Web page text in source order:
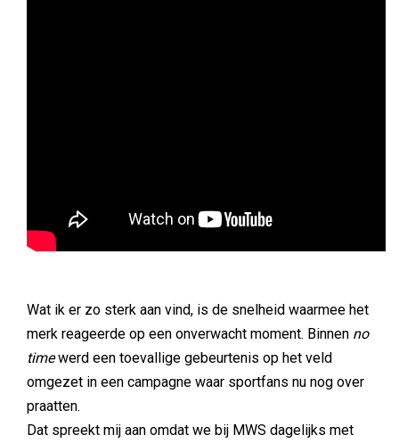
Wat ik er zo sterk aan vind, is de snelheid waarmee het
merk reageerde op een onverwacht moment. Binnen no
timewerd een toevallige gebeurtenis op het veld
omgezet in een campagne waar sportfans nu nog over
praatten.
Dat spreekt mij aan omdat we bij MWS dagelijks met